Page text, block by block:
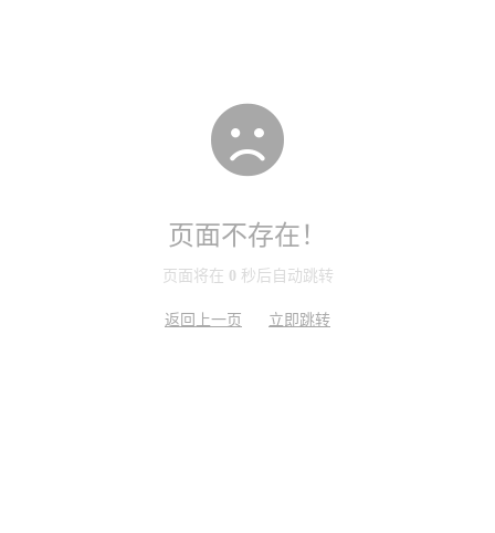
页面不存在！
页面将在 0 秒后自动跳转
返回上一页 立即跳转